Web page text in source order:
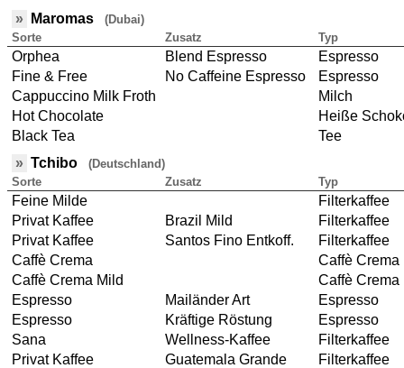
»
Maromas (Dubai)
Sorte
Zusatz Typ
Orphea Blend Espresso
Espresso
Fine & Free
No Caffeine Espresso
Espresso
Cappuccino Milk Froth
Milch
Hot Chocolate
Heiße
Black Tea
Tee
» Tchibo (Deutschland)
Sorte
Zusatz Typ
Feine Milde
Filterkaffee
Privat Kaffee
Brazil Mild
Filterkaffee
Privat Kaffee
Santos Fino Entkoff.
Filterkaffee
Caffè Crema
Caffè Crema
Caffè Crema Mild
Caffè Crema
Espresso
Mailänder Art
Espresso
Espresso
Kräftige Röstung
Espresso
Sana
Wellness-Kaffee
Filterkaffee
Privat Kaffee
Guatemala Grande
Filterkaffee